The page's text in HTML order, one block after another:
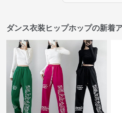
ダンス衣装ヒップホップの新着